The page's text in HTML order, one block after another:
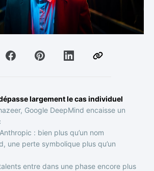
largement le cas individuel
Google DeepMind encaisse un
: bien plus qu’un nom
une perte symbolique plus qu’un
entre dans une phase encore plus